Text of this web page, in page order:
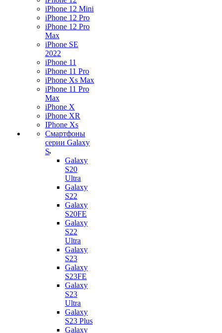
iPhone 12 Mini
iPhone 12 Pro
iPhone 12 Pro
Max
iPhone SE
2022
iPhone 11
iPhone 11 Pro
iPhone Xs Max
iPhone 11 Pro
Max
iPhone X
iPhone XR
IPhone Xs
Смартфоны
серии Galaxy
S
Galaxy
S20
Ultra
Galaxy
S22
Galaxy
S20FE
Galaxy
S22
Ultra
Galaxy
S23
Galaxy
S23FE
Galaxy
S23
Ultra
Galaxy
S23 Plus
Galaxy